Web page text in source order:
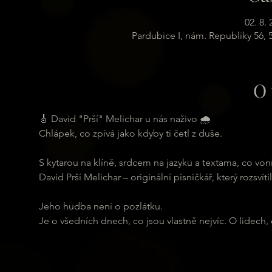
02. 8.
Pardubice I, nám. Republiky 56,
🎸 David "Prší" Melichar u nás naživo 🌧️
Chlápek, co zpívá jako kdyby ti četl z duše.
S kytarou na klíně, srdcem na jazyku a textama, co
David Prší Melichar – originální písničkář, který
Jeho hudba není o pozlátku.
Je o všedních dnech, co jsou vlastně nejvíc. O